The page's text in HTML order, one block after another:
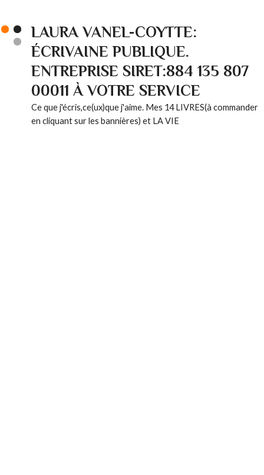
LAURA VANEL-COYTTE:
ÉCRIVAINE PUBLIQUE.
ENTREPRISE SIRET:884 135 807
00011 À VOTRE SERVICE
Ce que j'écris,ce(ux)que j'aime. Mes 14 LIVRES(à commander
en cliquant sur les bannières) et LA VIE